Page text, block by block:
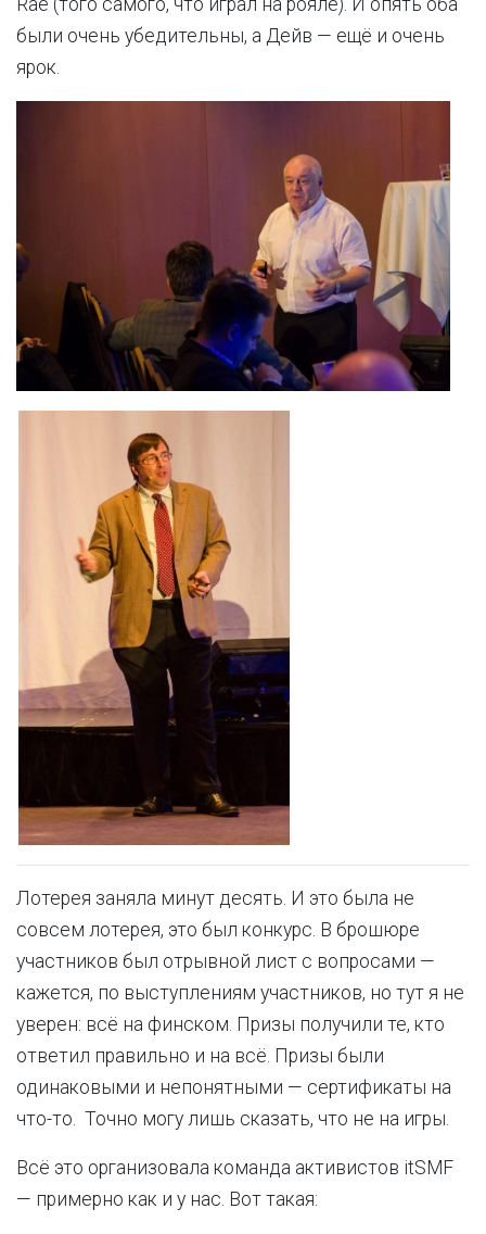
Rae (того самого, что играл на рояле). И опять оба
были очень убедительны, а Дейв — ещё и очень
ярок.
Лотерея заняла минут десять. И это была не
совсем лотерея, это был конкурс. В брошюре
участников был отрывной лист с вопросами —
кажется, по выступлениям участников, но тут я не
уверен: всё на финском. Призы получили те, кто
ответил правильно и на всё. Призы были
одинаковыми и непонятными — сертификаты на
что-то. Точно могу лишь сказать, что не на игры.
Всё это организовала команда активистов itSMF
— примерно как и у нас. Вот такая: